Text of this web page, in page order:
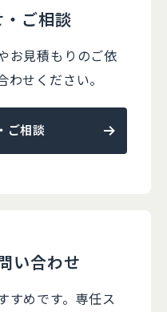
ご相談
お見積もりのご依
せください。
ご相談
い合わせ
めです。 専任ス